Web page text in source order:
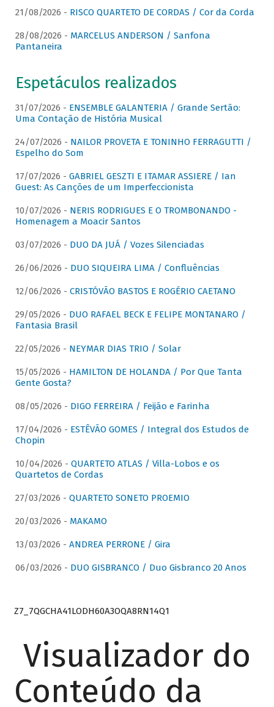
21/08/2026 - RISCO QUARTETO DE CORDAS / Cor da Corda
28/08/2026 - MARCELUS ANDERSON / Sanfona
Pantaneira
Espetáculos realizados
31/07/2026 - ENSEMBLE GALANTERIA / Grande Sertão:
Uma Contação de História Musical
24/07/2026 - NAILOR PROVETA E TONINHO FERRAGUTTI /
Espelho do Som
17/07/2026 - GABRIEL GESZTI E ITAMAR ASSIERE / Ian
Guest: As Canções de um Imperfeccionista
10/07/2026 - NERIS RODRIGUES E O TROMBONANDO -
Homenagem a Moacir Santos
03/07/2026 - DUO DA JUÁ / Vozes Silenciadas
26/06/2026 - DUO SIQUEIRA LIMA / Confluências
12/06/2026 - CRISTÓVÃO BASTOS E ROGÉRIO CAETANO
29/05/2026 - DUO RAFAEL BECK E FELIPE MONTANARO /
Fantasia Brasil
22/05/2026 - NEYMAR DIAS TRIO / Solar
15/05/2026 - HAMILTON DE HOLANDA / Por Que Tanta
Gente Gosta?
08/05/2026 - DIGO FERREIRA / Feijão e Farinha
17/04/2026 - ESTÊVÃO GOMES / Integral dos Estudos de
Chopin
10/04/2026 - QUARTETO ATLAS / Villa-Lobos e os
Quartetos de Cordas
27/03/2026 - QUARTETO SONETO PROEMIO
20/03/2026 - MAKAMO
13/03/2026 - ANDREA PERRONE / Gira
06/03/2026 - DUO GISBRANCO / Duo Gisbranco 20 Anos
Z7_7QGCHA41LODH60A3OQA8RN14Q1
Visualizador do
Conteúdo da